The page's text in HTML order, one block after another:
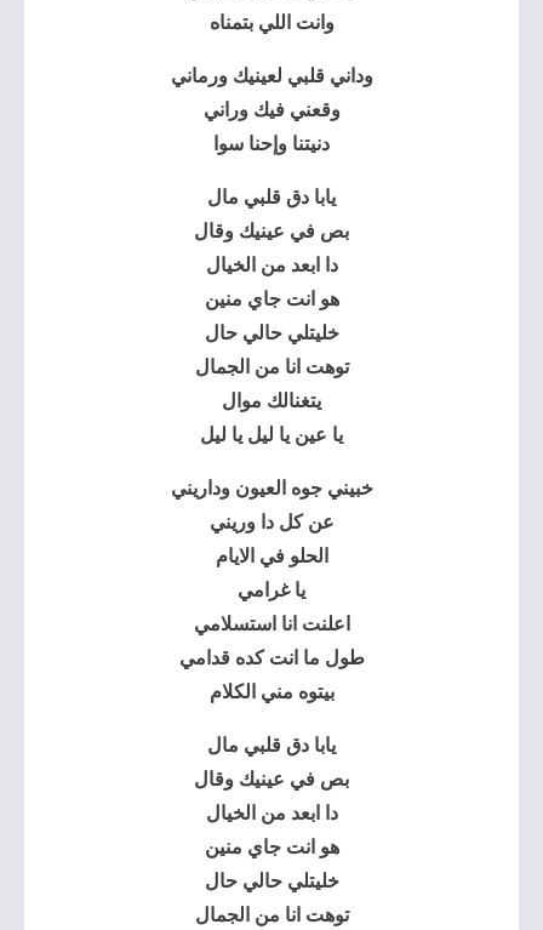
وانت اللي بتمناه
وداني قلبي لعينيك ورماني
وقعني فيك وراني
دنيتنا وإحنا سوا
يابا دق قلبي مال
بص في عينيك وقال
دا ابعد من الخيال
هو انت جاي منين
خليتلي حالي حال
توهت انا من الجمال
يتغنالك موال
يا عين يا ليل يا ليل
خبيني جوه العيون وداريني
عن كل دا وريني
الحلو في الايام
يا غرامي
اعلنت انا استسلامي
طول ما انت كده قدامي
بيتوه مني الكلام
يابا دق قلبي مال
بص في عينيك وقال
دا ابعد من الخيال
هو انت جاي منين
خليتلي حالي حال
توهت انا من الجمال